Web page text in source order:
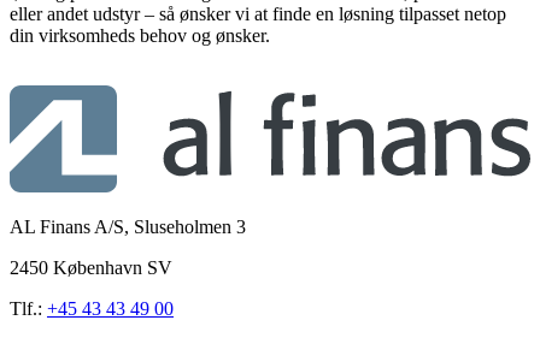
eller andet udstyr – så ønsker vi at finde en løsning tilpasset netop
din virksomheds behov og ønsker.
AL Finans A/S, Sluseholmen 3
2450 København SV
Tlf.: +45 43 43 49 00